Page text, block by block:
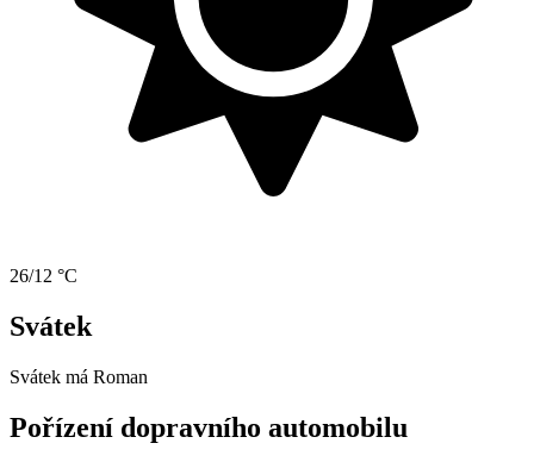
26/12 °C
Svátek
Svátek má Roman
Pořízení dopravního automobilu